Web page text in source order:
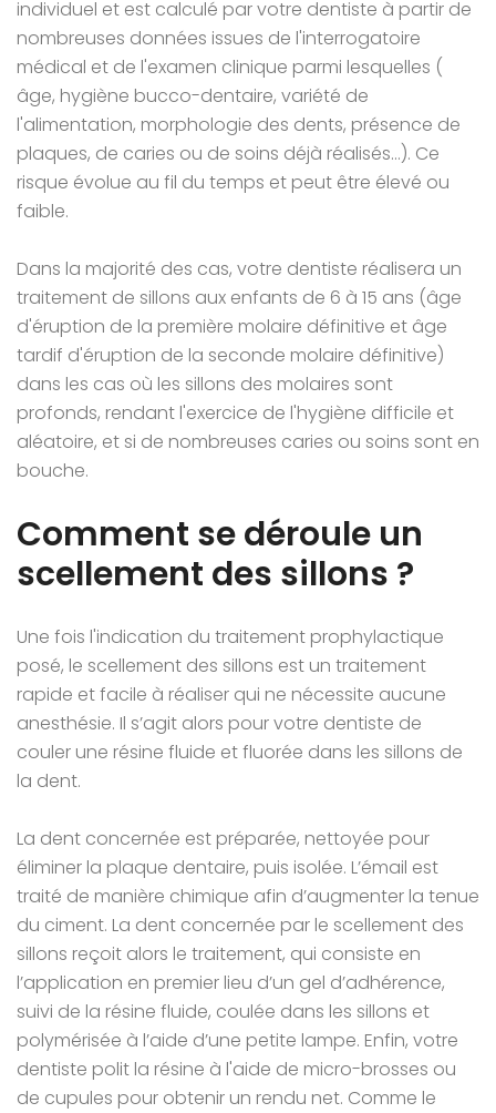
individuel et est calculé par votre dentiste à partir de
nombreuses données issues de l'interrogatoire
médical et de l'examen clinique parmi lesquelles (
âge, hygiène bucco-dentaire, variété de
l'alimentation, morphologie des dents, présence de
plaques, de caries ou de soins déjà réalisés...). Ce
risque évolue au fil du temps et peut être élevé ou
faible.
Dans la majorité des cas, votre dentiste réalisera un
traitement de sillons aux enfants de 6 à 15 ans (âge
d'éruption de la première molaire définitive et âge
tardif d'éruption de la seconde molaire définitive)
dans les cas où les sillons des molaires sont
profonds, rendant l'exercice de l'hygiène difficile et
aléatoire, et si de nombreuses caries ou soins sont en
bouche.
Comment se déroule un
scellement des sillons ?
Une fois l'indication du traitement prophylactique
posé, le scellement des sillons est un traitement
rapide et facile à réaliser qui ne nécessite aucune
anesthésie. Il s’agit alors pour votre dentiste de
couler une résine fluide et fluorée dans les sillons de
la dent.
La dent concernée est préparée, nettoyée pour
éliminer la plaque dentaire, puis isolée. L’émail est
traité de manière chimique afin d’augmenter la tenue
du ciment. La dent concernée par le scellement des
sillons reçoit alors le traitement, qui consiste en
l’application en premier lieu d’un gel d’adhérence,
suivi de la résine fluide, coulée dans les sillons et
polymérisée à l’aide d’une petite lampe. Enfin, votre
dentiste polit la résine à l'aide de micro-brosses ou
de cupules pour obtenir un rendu net. Comme le